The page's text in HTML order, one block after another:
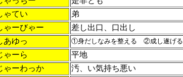
ゃてい
弟
ゃーびゃー
差し出口、口出し
あゆっ
①身だしなみを整える ②成し遂げる
ゃーら
平地
ゃーわっか
汚、い気持ち悪い